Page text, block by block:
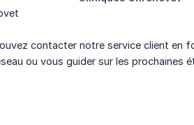
contacter notre service client en
ou vous guider sur les prochaines